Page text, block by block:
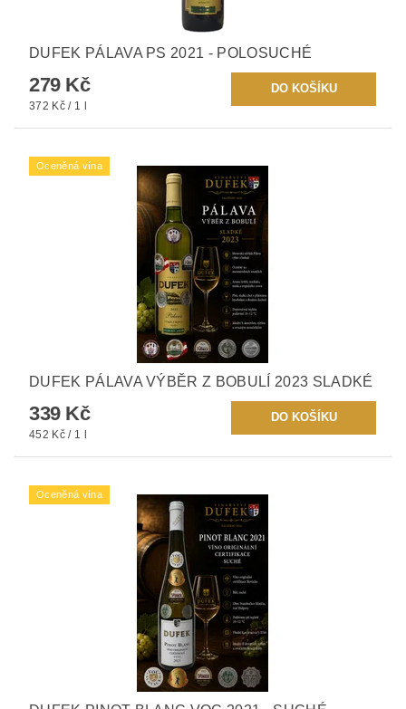
DUFEK PÁLAVA PS 2021 - POLOSUCHÉ
279 Kč
372 Kč / 1 l
Oceněná vína
DUFEK PÁLAVA VÝBĚR Z BOBULÍ 2023 SLADKÉ
339 Kč
452 Kč / 1 l
Oceněná vína